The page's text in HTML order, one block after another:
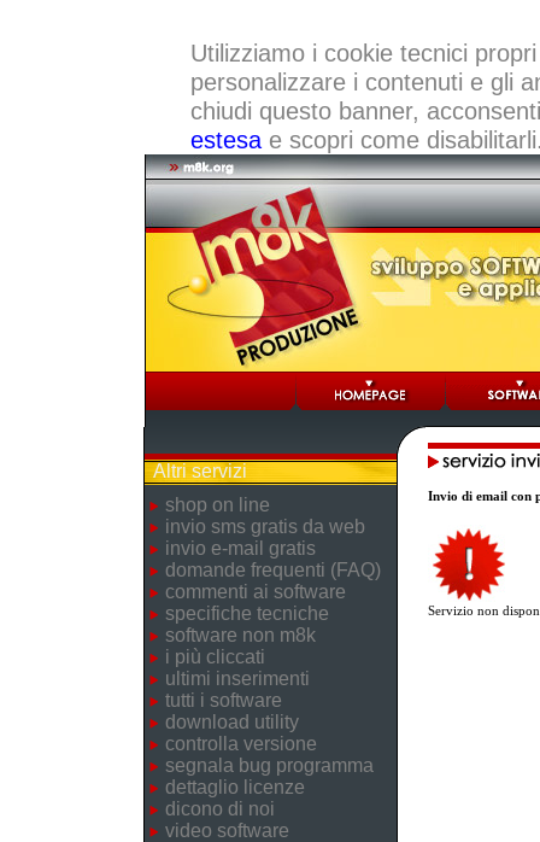
Utilizziamo i cookie tecnici
personalizzare i contenuti e gli
chiudi questo banner,
estesae scopri come
Altri servizi
shop on line
invio sms gratis da web
invio e-mail gratis
domande frequenti (FAQ)
commenti ai software
specifiche tecniche
software non m8k
i più cliccati
ultimi inserimenti
tutti i software
download utility
controlla versione
segnala bug programma
dettaglio licenze
dicono di noi
video software
Invio di email con
Servizio non